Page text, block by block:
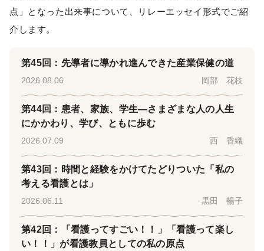
点」となった出来事について、リレーエッセイ形式でご紹
介します。
第45回：先導者に導かれ進んできた産業保健の道
2026.08.06 岡部 花枝
第44回：患者、家族、学生―さまざまな人の人生
にかかわり、学び、ともに歩む
2026.07.09 西 香織
第43回：時間と経験をかけてたどりついた「私の
考える看護とは」
2026.06.11 黒田 暢子
第42回：「看護ってすごい！！」「看護って楽し
い！！」が看護教員としての私の原点